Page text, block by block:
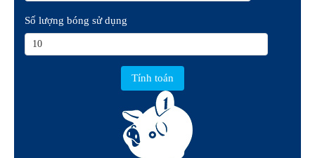
Số lượng bóng sử dụng